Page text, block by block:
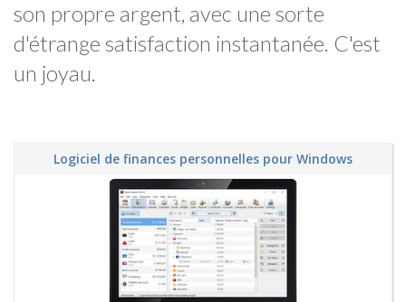
son propre argent, avec une sorte
d'étrange satisfaction instantanée. C'est
un joyau.
Logiciel de finances personnelles pour Windows